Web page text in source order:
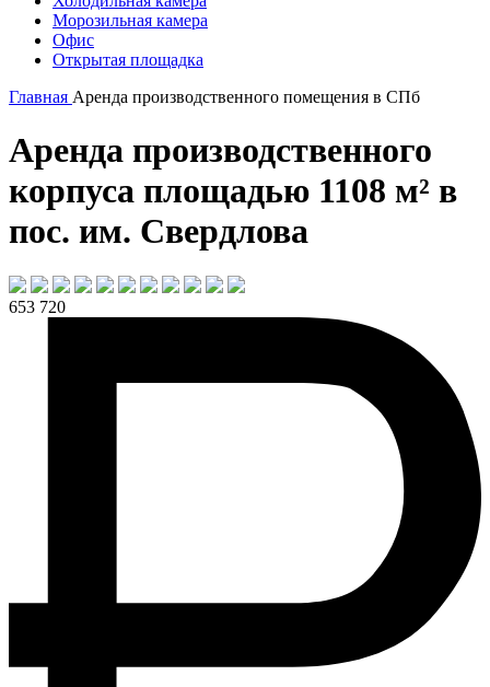
Морозильная камера
Офис
Открытая площадка
Главная Аренда производственного помещения в СПб
Аренда производственного
корпуса площадью 1108 м² в
пос. им. Свердлова
653 720